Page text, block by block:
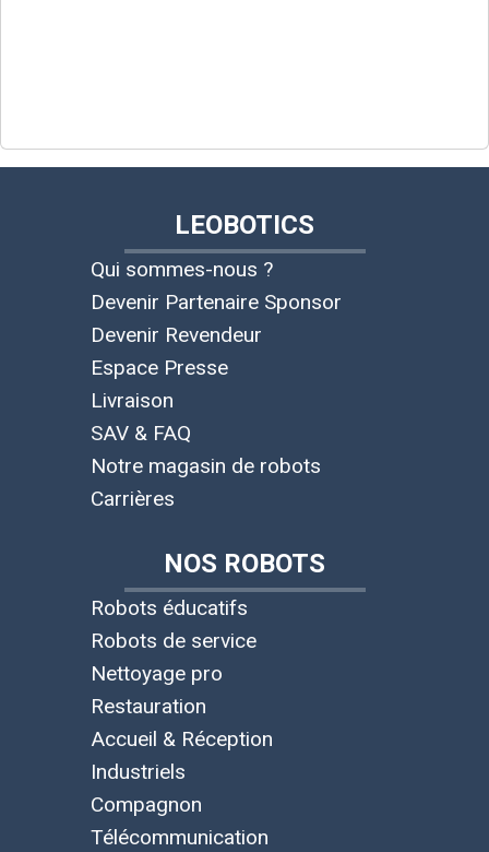
LEOBOTICS
Qui sommes-nous ?
Devenir Partenaire Sponsor
Devenir Revendeur
Espace Presse
Livraison
SAV & FAQ
Notre magasin de robots
Carrières
NOS ROBOTS
Robots éducatifs
Robots de service
Nettoyage pro
Restauration
Accueil & Réception
Industriels
Compagnon
Télécommunication